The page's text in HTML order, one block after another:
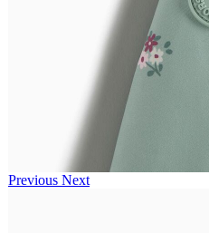
Previous Next